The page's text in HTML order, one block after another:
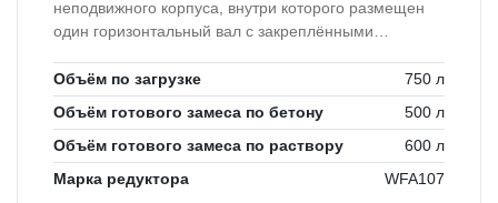
неподвижного корпуса, внутри которого размещен
один горизонтальный вал с закреплёнными
Объём по загрузке
750 л
Объём готового замеса по бетону
500 л
Объём готового замеса по раствору
600 л
Марка редуктора
WFA107